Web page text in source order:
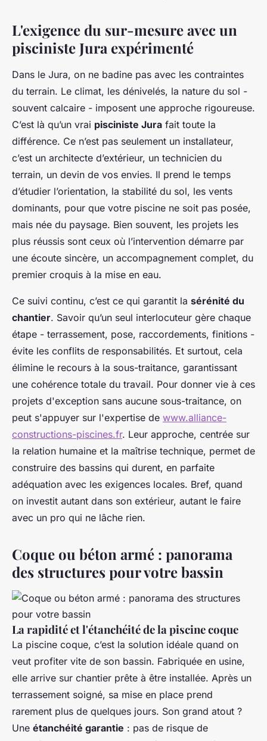
L'exigence du sur-mesure avec un
pisciniste Jura expérimenté
Dans le Jura, on ne badine pas avec les contraintes
du terrain. Le climat, les dénivelés, la nature du sol -
souvent calcaire - imposent une approche rigoureuse.
C’est là qu’un vrai pisciniste Jura fait toute la
différence. Ce n’est pas seulement un installateur,
c’est un architecte d’extérieur, un technicien du
terrain, un devin de vos envies. Il prend le temps
d’étudier l’orientation, la stabilité du sol, les vents
dominants, pour que votre piscine ne soit pas posée,
mais née du paysage. Bien souvent, les projets les
plus réussis sont ceux où l’intervention démarre par
une écoute sincère, un accompagnement complet, du
premier croquis à la mise en eau.
Ce suivi continu, c’est ce qui garantit la sérénité du
chantier. Savoir qu’un seul interlocuteur gère chaque
étape - terrassement, pose, raccordements, finitions -
évite les conflits de responsabilités. Et surtout, cela
élimine le recours à la sous-traitance, garantissant
une cohérence totale du travail. Pour donner vie à ces
projets d'exception sans aucune sous-traitance, on
peut s'appuyer sur l'expertise de www.alliance-
constructions-piscines.fr. Leur approche, centrée sur
la relation humaine et la maîtrise technique, permet de
construire des bassins qui durent, en parfaite
adéquation avec les exigences locales. Bref, quand
on investit autant dans son extérieur, autant le faire
avec un pro qui ne lâche rien.
Coque ou béton armé : panorama
des structures pour votre bassin
La rapidité et l'étanchéité de la piscine coque
La piscine coque, c’est la solution idéale quand on
veut profiter vite de son bassin. Fabriquée en usine,
elle arrive sur chantier prête à être installée. Après un
terrassement soigné, sa mise en place prend
rarement plus de quelques jours. Son grand atout ?
Une étanchéité garantie : pas de risque de